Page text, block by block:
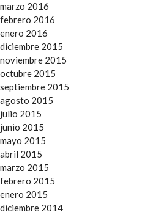
marzo 2016
febrero 2016
enero 2016
diciembre 2015
noviembre 2015
octubre 2015
septiembre 2015
agosto 2015
julio 2015
junio 2015
mayo 2015
abril 2015
marzo 2015
febrero 2015
enero 2015
diciembre 2014